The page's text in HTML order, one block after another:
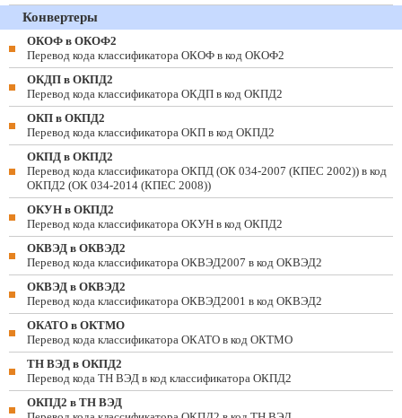
Конвертеры
ОКОФ в ОКОФ2
Перевод кода классификатора ОКОФ в код ОКОФ2
ОКДП в ОКПД2
Перевод кода классификатора ОКДП в код ОКПД2
ОКП в ОКПД2
Перевод кода классификатора ОКП в код ОКПД2
ОКПД в ОКПД2
Перевод кода классификатора ОКПД (ОК 034-2007 (КПЕС 2002)) в код
ОКПД2 (ОК 034-2014 (КПЕС 2008))
ОКУН в ОКПД2
Перевод кода классификатора ОКУН в код ОКПД2
ОКВЭД в ОКВЭД2
Перевод кода классификатора ОКВЭД2007 в код ОКВЭД2
ОКВЭД в ОКВЭД2
Перевод кода классификатора ОКВЭД2001 в код ОКВЭД2
ОКАТО в ОКТМО
Перевод кода классификатора ОКАТО в код ОКТМО
ТН ВЭД в ОКПД2
Перевод кода ТН ВЭД в код классификатора ОКПД2
ОКПД2 в ТН ВЭД